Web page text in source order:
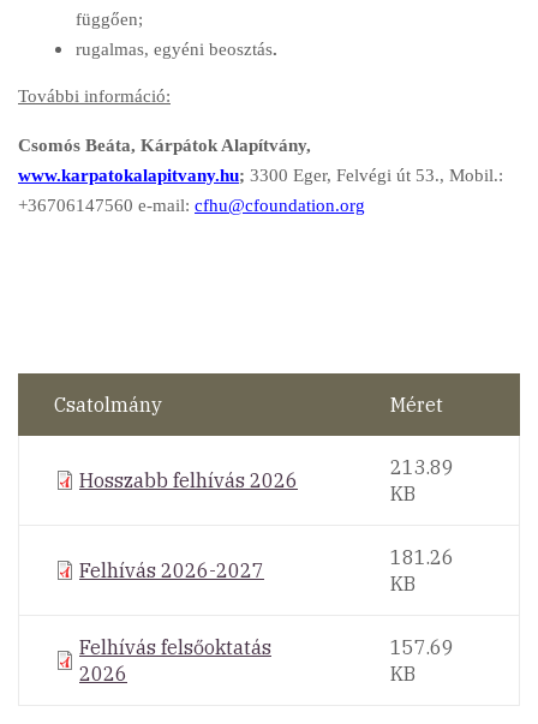
függően;
rugalmas, egyéni beosztás.
További információ:
Csomós Beáta, Kárpátok Alapítvány,
www.karpatokalapitvany.hu; 3300 Eger, Felvégi út 53., Mobil.:
+36706147560 e-mail: cfhu@cfoundation.org
Csatolmány Méret
Hosszabb felhívás 2026
213.89
KB
Felhívás 2026-2027
181.26
KB
Felhívás felsőoktatás
2026
157.69
KB